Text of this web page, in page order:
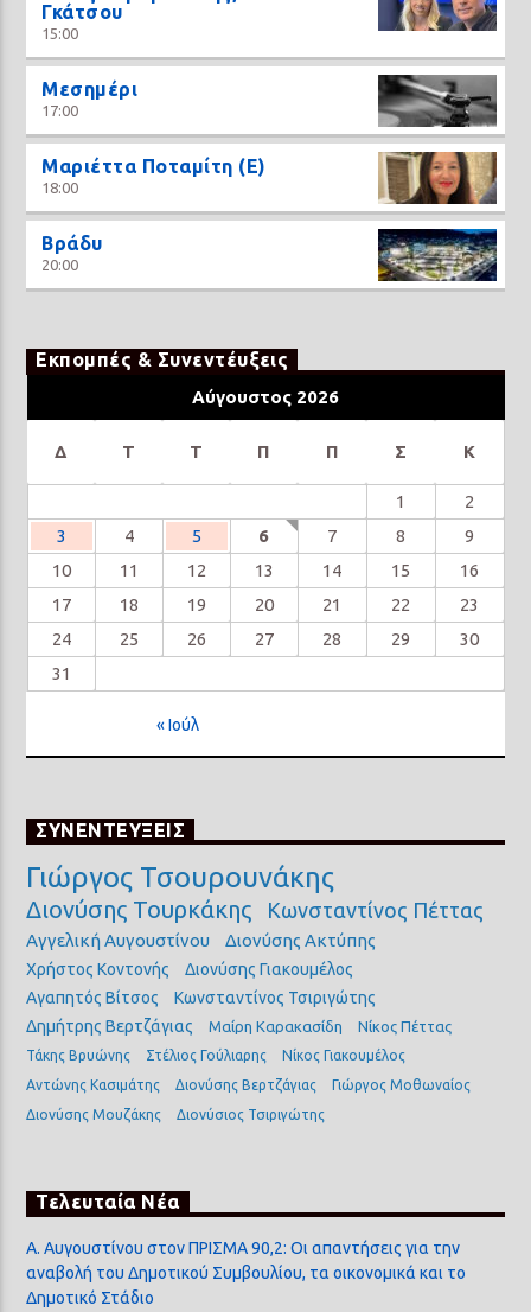
Γκάτσου
15:00
Μεσημέρι
17:00
Μαριέττα Ποταμίτη (Ε)
18:00
Βράδυ
20:00
Εκπομπές & Συνεντέυξεις
Αύγουστος 2026
Δ Τ Τ Π Π Σ Κ
1
2
3
4 5 6 7 8
9
10
11 12 13 14 15
16
17
18 19 20 21 22
23
24
25 26 27 28 29
30
31
« Ιούλ
ΣΥΝΕΝΤΕΥΞΕΙΣ
Γιώργος Τσουρουνάκης
Διονύσης Τουρκάκης Κωνσταντίνος Πέττας
Αγγελική Αυγουστίνου Διονύσης Ακτύπης
Χρήστος Κοντονής
Διονύσης Γιακουμέλος
Αγαπητός Βίτσος
Κωνσταντίνος Τσιριγώτης
Δημήτρης Βερτζάγιας
Μαίρη Καρακασίδη Νίκος Πέττας
Τάκης Βρυώνης Στέλιος Γούλιαρης
Νίκος Γιακουμέλος
Αντώνης Κασιμάτης
Διονύσης Βερτζάγιας
Γιώργος Μοθωναίος
Διονύσης Μουζάκης
Διονύσιος Τσιριγώτης
Τελευταία Νέα
Α. Αυγουστίνου στον ΠΡΙΣΜΑ 90,2: Οι απαντήσεις για την
αναβολή του Δημοτικού Συμβουλίου, τα οικονομικά και το
Δημοτικό Στάδιο